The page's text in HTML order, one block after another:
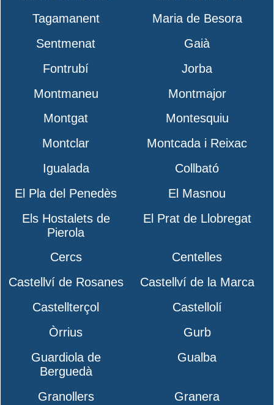
Tagamanent
Maria de Besora
Sentmenat
Gaià
Fontrubí
Jorba
Montmaneu
Montmajor
Montgat
Montesquiu
Montclar
Montcada i Reixac
Igualada
Collbató
El Pla del Penedès
El Masnou
Els Hostalets de
Pierola
El Prat de Llobregat
Cercs
Centelles
Castellví de Rosanes
Castellví de la Marca
Castellterçol
Castellolí
Òrrius
Gurb
Guardiola de
Berguedà
Gualba
Granollers
Granera